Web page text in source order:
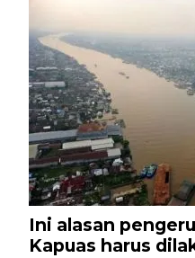
Ini alasan
Kapuas harus